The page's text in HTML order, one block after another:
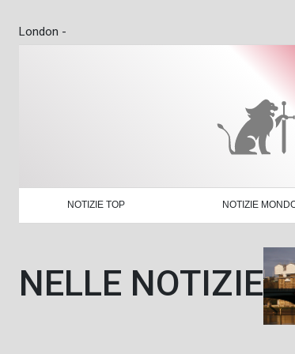
London -
NOTIZIE TOP NOTIZIE
NELLE NOTIZIE